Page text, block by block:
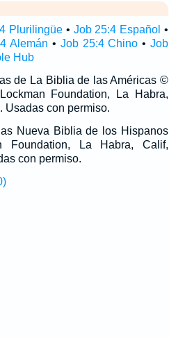
Plurilingüe • Job 25:4 Español •
Alemán • Job 25:4 Chino • Job
Hub
de La Biblia de las Américas ©
Foundation, La Habra,
. Usadas con permiso.
Nueva Biblia de los Hispanos
La Habra, Calif,
con permiso.